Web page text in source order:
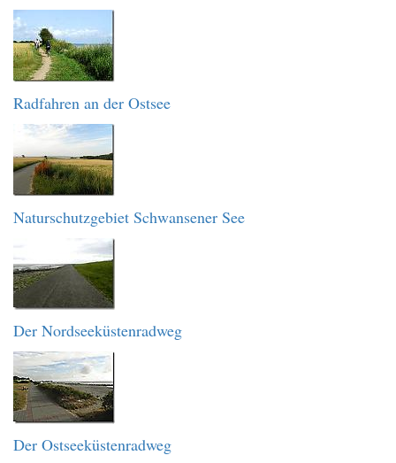
Radfahren an der Ostsee
Naturschutzgebiet Schwansener See
Der Nordseeküstenradweg
Der Ostseeküstenradweg